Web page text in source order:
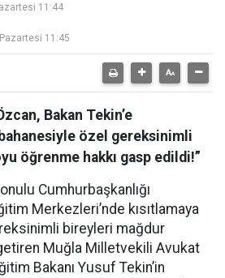
11:44
11:45
Bakan Tekin’e
özel gereksinimli
öğrenme hakkı gasp edildi!”
Cumhurbaşkanlığı
Merkezleri’nde kısıtlamaya
bireyleri mağdur
Muğla Milletvekili Avukat
Bakanı Yusuf Tekin’in